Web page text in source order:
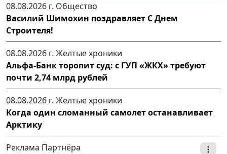
08.08.2026 г. Общество
Василий Шимохин поздравляет С Днем
Строителя!
08.08.2026 г. Желтые хроники
Альфа-Банк торопит суд: с ГУП «ЖКХ» требуют
почти 2,74 млрд рублей
08.08.2026 г. Желтые хроники
Когда один сломанный самолет останавливает
Арктику
Реклама Партнёра